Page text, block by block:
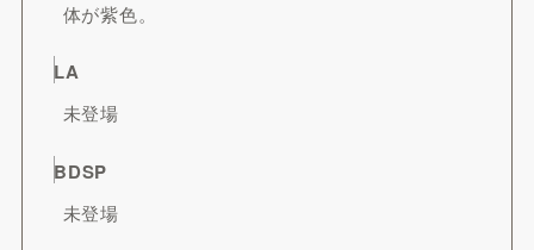
体が紫色。
LA
未登場
BDSP
未登場